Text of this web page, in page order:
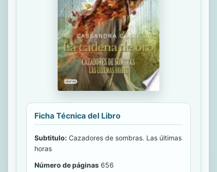
Ficha Técnica del Libro
Subtitulo: Cazadores de sombras. Las últimas
horas
Número de páginas 656